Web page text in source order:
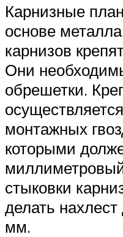
Карнизные
основе
карнизов
Они
обрешетки.
монтажных
которыми
стыковки
делать
мм.